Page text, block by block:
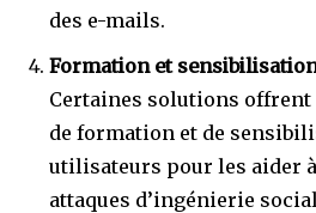
des e-mails.
Formation et
Certaines solutions
de formation et de
utilisateurs pour les aider
attaques d’ingénierie